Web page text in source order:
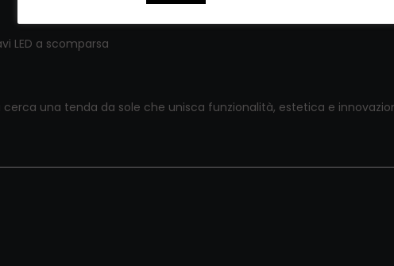
LED a scomparsa
cerca una tenda da sole che unisca funzionalità, estetica e